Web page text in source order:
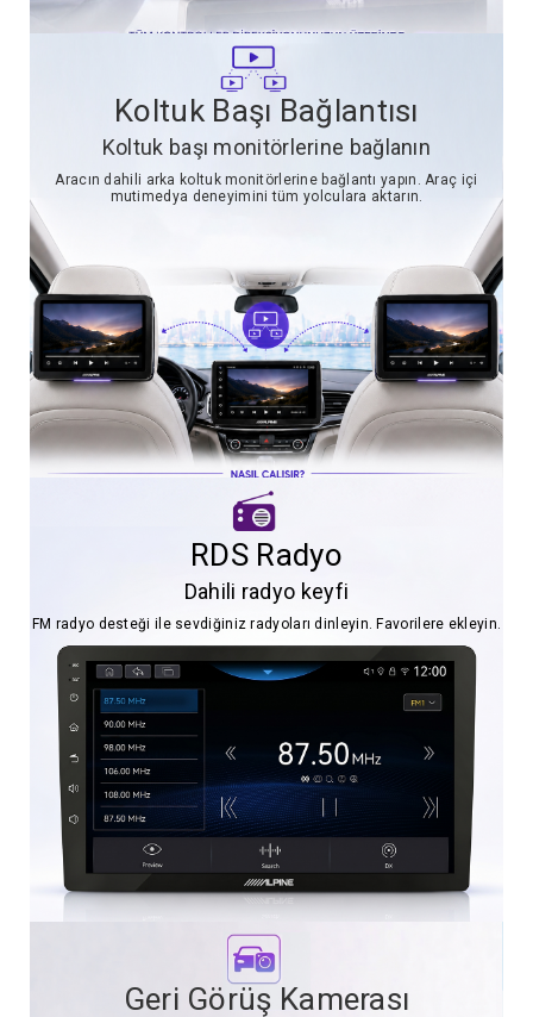
Koltuk Başı Bağlantısı
Koltuk başı monitörlerine bağlanın
Aracın dahili arka koltuk monitörlerine bağlantı yapın. Araç içi
mutimedya deneyimini tüm yolculara aktarın.
RDS Radyo
Dahili radyo keyfi
FM radyo desteği ile sevdiğiniz radyoları dinleyin. Favorilere ekleyin.
Geri Görüş Kamerası